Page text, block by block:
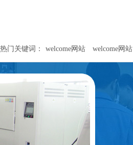
关于环仪 联系环仪
热门关键词： welcome网站 welcome网站
网站 welcome网站